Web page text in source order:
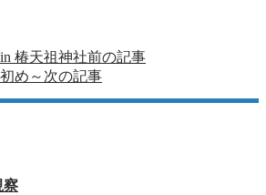
椿天祖神社前の記事
め～ 次の記事
察